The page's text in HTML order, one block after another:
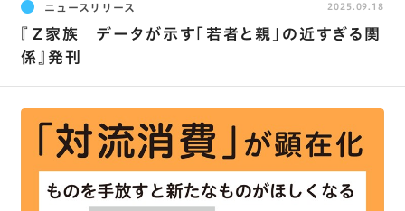
ニュースリリース
『Ｚ家族 データが示す「若者と親」の近すぎる関
係』発刊
2025.09.18